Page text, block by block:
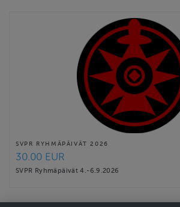
SVPR RYHMÄPÄIVÄT 2026
30.00 EUR
SVPR Ryhmäpäivät 4.-6.9.2026